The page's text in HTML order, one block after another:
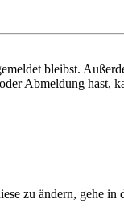
bleibst.
Abmeldung hast,
zu ändern, gehe